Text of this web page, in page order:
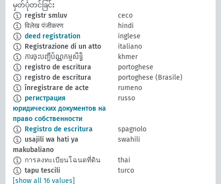
မှတ်ပုံတင်ခြင်း
registr smluv
ceco
विलेख पंजीकरण
hindi
deed registration
inglese
Registrazione di un atto
italiano
ការចុះបញ្ជីប័ណ្ណកម្មសិទ្ធិ
khmer
registro de escritura
portoghese
registro de escritura
portoghese (Brasile)
înregistrare de acte
rumeno
регистрация
юридических документов на
право собственности
russo
Registro de escritura
spagnolo
usajili wa hati ya
makubaliano
swahili
การลงทะเบียนโฉนดที่ดิน
thai
tapu tescili
turco
[show all 16 values]